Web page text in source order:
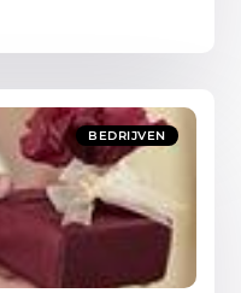
BEDRIJVEN